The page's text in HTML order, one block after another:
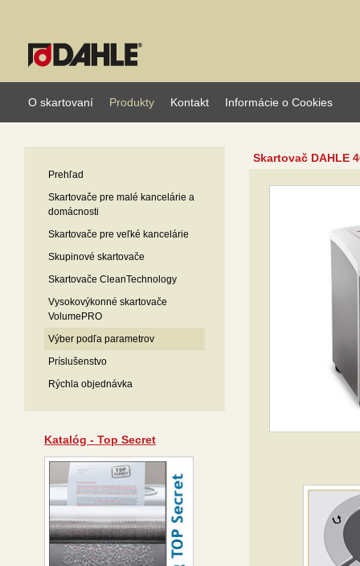
O skartovaní Produkty Kontakt Informácie o Cookies
Prehľad
Skartovače pre malé kancelárie a
domácnosti
Skartovače pre veľké kancelárie
Skupinové skartovače
Skartovače CleanTechnology
Vysokovýkonné skartovače
VolumePRO
Výber podľa parametrov
Príslušenstvo
Rýchla objednávka
Katalóg - Top Secret
Skartovač DAHLE